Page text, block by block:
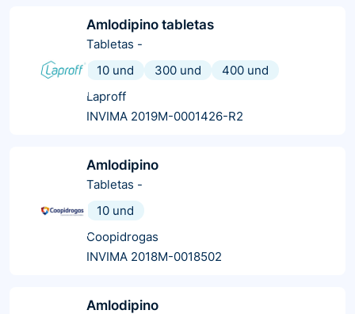
Amlodipino tabletas
Tabletas -
10 und
300 und
400 und
Laproff
INVIMA 2019M-0001426-R2
Amlodipino
Tabletas -
10 und
Coopidrogas
INVIMA 2018M-0018502
Amlodipino